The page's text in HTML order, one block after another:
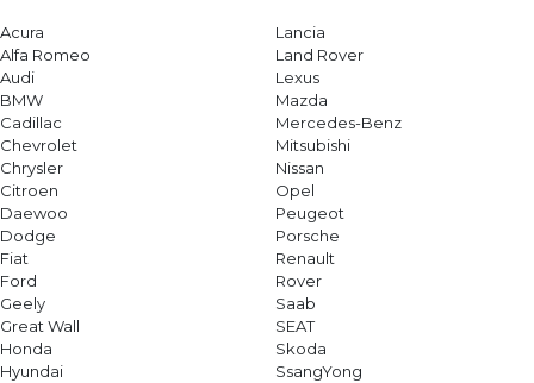
Acura
Alfa Romeo
Audi
BMW
Cadillac
Chevrolet
Chrysler
Citroen
Daewoo
Dodge
Fiat
Ford
Geely
Great Wall
Honda
Hyundai
Lancia
Land Rover
Lexus
Mazda
Mercedes-Benz
Mitsubishi
Nissan
Opel
Peugeot
Porsche
Renault
Rover
Saab
SEAT
Skoda
SsangYong